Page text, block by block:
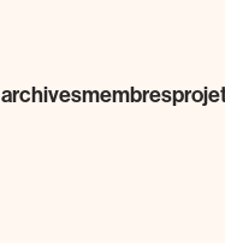
archivesmembres